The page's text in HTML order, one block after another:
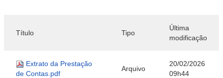
Título Tipo
Última
modificação
Extrato da Prestação
de Contas.pdf
Arquivo
20/02/2026
09h44